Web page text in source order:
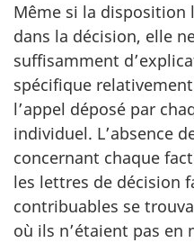
Même si la
dans la décision, elle
suffisamment
spécifique
l’appel déposé par
individuel. L’absence
concernant chaque
les lettres de décision
contribuables se
où ils n’étaient pas en